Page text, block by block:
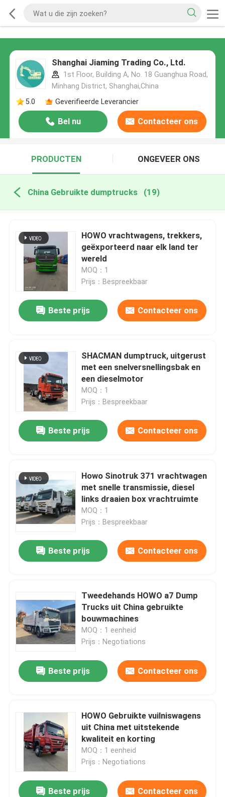
Shanghai Jiaming Trading Co., Ltd.
1st Floor, Building A, No. 18 Guanghua Road,
Minhang District, Shanghai,China
5.0
Geverifieerde Leverancier
Bel nu Contacteer ons
PRODUCTEN ONGEVEER ONS
China Gebruikte dumptrucks (19)
HOWO vrachtwagens, trekkers,
geëxporteerd naar elk land ter
wereld
MOQ：1
Prijs：Bespreekbaar
Beste prijs Contacteer ons
SHACMAN dumptruck, uitgerust
met een snelversnellingsbak en
een dieselmotor
MOQ：1
Prijs：Bespreekbaar
Beste prijs Contacteer ons
Howo Sinotruk 371 vrachtwagen
met snelle transmissie, diesel
links draaien box vrachtruimte
MOQ：1
Prijs：Bespreekbaar
Beste prijs Contacteer ons
Tweedehands HOWO a7 Dump
Trucks uit China gebruikte
bouwmachines
MOQ：1 eenheid
Prijs：Negotiations
Beste prijs Contacteer ons
HOWO Gebruikte vuilniswagens
uit China met uitstekende
kwaliteit en korting
MOQ：1 eenheid
Prijs：Negotiations
Beste prijs Contacteer ons